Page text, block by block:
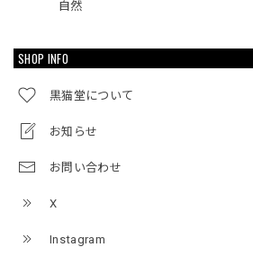
自然
SHOP INFO
黒猫堂について
お知らせ
お問い合わせ
X
Instagram